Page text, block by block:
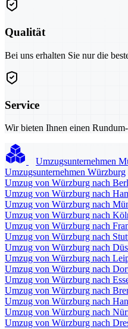
Qualität
Bei uns erhalten Sie nur die
Service
Wir bieten Ihnen einen
Umzugsunternehmen
Umzugsunternehmen Würzburg
Umzug von Würzburg nach
Umzug von Würzburg nach
Umzug von Würzburg nach
Umzug von Würzburg nach
Umzug von Würzburg nach
Umzug von Würzburg nach
Umzug von Würzburg nach
Umzug von Würzburg nach
Umzug von Würzburg nach
Umzug von Würzburg nach
Umzug von Würzburg nach
Umzug von Würzburg nach
Umzug von Würzburg nach
Umzug von Würzburg nach